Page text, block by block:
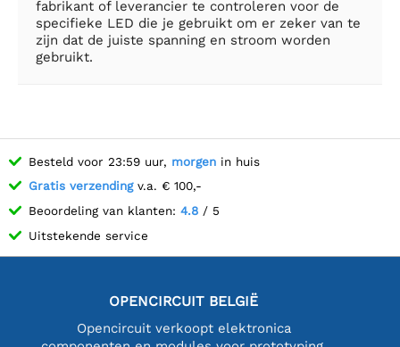
fabrikant of leverancier te controleren voor de
specifieke LED die je gebruikt om er zeker van te
zijn dat de juiste spanning en stroom worden
gebruikt.
Besteld voor 23:59 uur, morgen in huis
Gratis verzendingv.a. € 100,-
Beoordeling van klanten: 4.8 / 5
Uitstekende service
OPENCIRCUIT BELGIË
Opencircuit verkoopt elektronica